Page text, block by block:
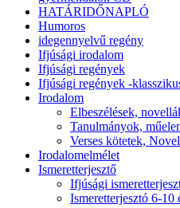
HATÁRIDŐNAPLÓ
Humoros
idegennyelvű regény
Ifjúsági irodalom
Ifjúsági regények
Ifjúsági regények -
Irodalom
Elbeszélések,
Tanulmányok,
Verses kötetek,
Irodalomelmélet
Ismeretterjesztő
Ifjúsági
Ismeretterjesztó 6-10